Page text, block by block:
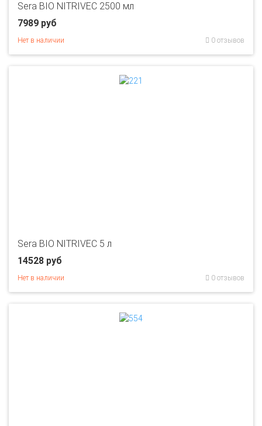
Sera BIO NITRIVEC 2500 мл
7989 руб
Нет в наличии 0 отзывов
Sera BIO NITRIVEC 5 л
14528 руб
Нет в наличии 0 отзывов